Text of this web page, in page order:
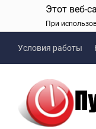
Этот веб-
При
Условия работы